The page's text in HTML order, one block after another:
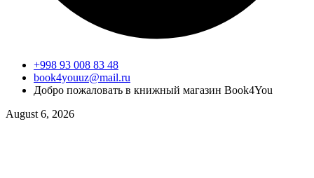
+998 93 008 83 48
book4youuz@mail.ru
Добро пожаловать в книжный магазин Book4You
August 6, 2026